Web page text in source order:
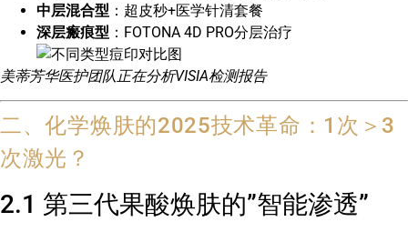
中层混合型 ：超皮秒+医学针清套餐
深层瘢痕型 ：FOTONA 4D PRO分层治疗
美蒂芳华医护团队正在分析VISIA检测报告
二、化学焕肤的2025技术革命：1次＞3
次激光？
2.1 第三代果酸焕肤的”智能渗透”